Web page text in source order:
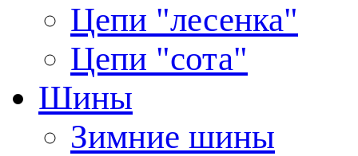
Цепи "лесенка"
Цепи "сота"
Шины
Зимние шины